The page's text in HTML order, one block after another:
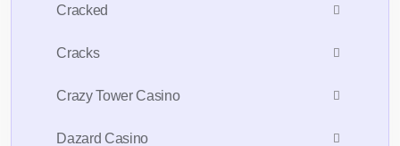
Cracked
Cracks
Crazy Tower Сasino
Dazard Casino